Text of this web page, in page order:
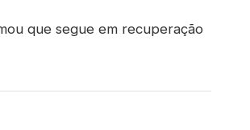
que segue em recuperação